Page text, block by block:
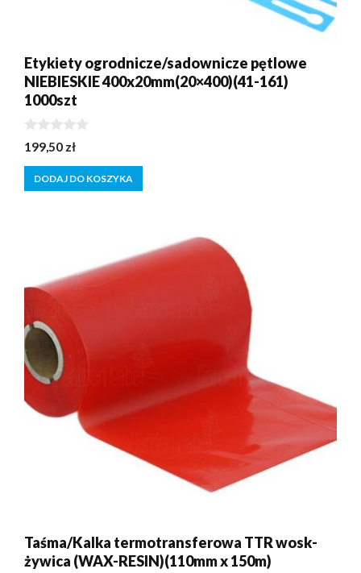
Etykiety ogrodnicze/sadownicze pętlowe
NIEBIESKIE 400x20mm(20×400)(41-161)
1000szt
0
z
5
199,50 zł
DODAJ DO KOSZYKA
Taśma/Kalka termotransferowa TTR wosk-
żywica (WAX-RESIN)(110mm x 150m)